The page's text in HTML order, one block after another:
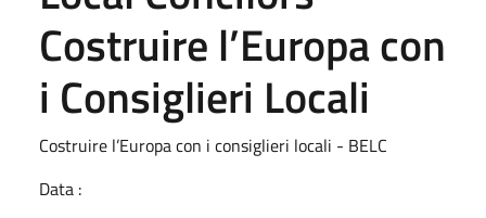
Costruire l’Europa con
i Consiglieri Locali
Costruire l’Europa con i consiglieri locali - BELC
Data :